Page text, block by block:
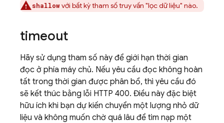
shallowvới bất kỳ tham số truy vấn "lọc dữ liệu" nào.
timeout
Hãy sử dụng tham số này để giới hạn thời gian
đọc ở phía máy chủ. Nếu yêu cầu đọc không hoàn
tất trong thời gian được phân bổ, thì yêu cầu đó
sẽ kết thúc bằng lỗi HTTP 400. Điều này đặc biệt
hữu ích khi bạn dự kiến chuyển một lượng nhỏ dữ
liệu và không muốn chờ quá lâu để tìm nạp một